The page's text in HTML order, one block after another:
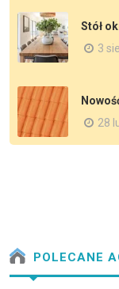
Stół
3
28
POLECANE